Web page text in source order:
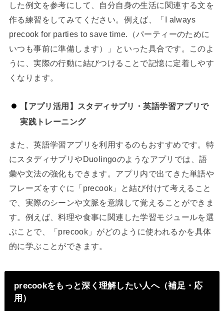
した例文を参考にして、自分自身の生活に関連する文を
作る練習をしてみてください。例えば、「I always
precook for parties to save time.（パーティーのために
いつも事前に準備します）」といった具合です。このよ
うに、実際の行動に結びつけることで記憶に定着しやす
くなります。
【アプリ活用】スタディサプリ・英語学習アプリで
実践トレーニング
また、英語学習アプリを利用するのもおすすめです。特
にスタディサプリやDuolingoのようなアプリでは、語
彙や文法の強化もできます。アプリ内で出てきた単語や
フレーズをすぐに「precook」と結び付けて考えること
で、実際のシーンや文脈を意識して覚えることができま
す。例えば、料理や食事に関連した学習モジュールを選
ぶことで、「precook」がどのように使われるかを具体
的に学ぶことができます。
precookをもっと深く理解したい人へ（補足・応
用）